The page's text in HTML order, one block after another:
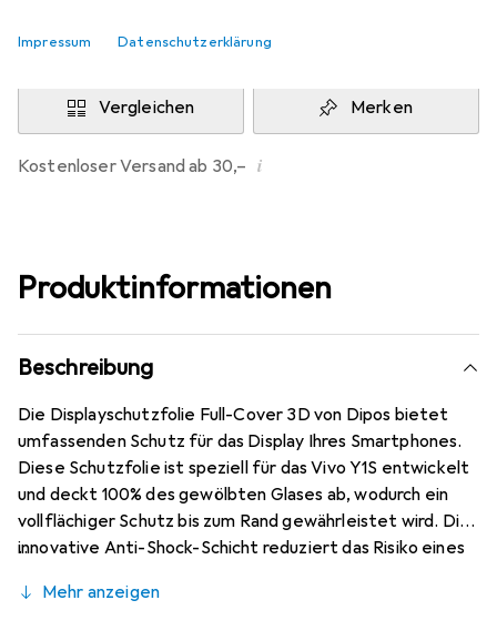
Impressum Datenschutzerklärung
In den Warenkorb
Vergleichen Merken
Kostenloser Versand ab 30,– i
Produktinformationen
Beschreibung
Die Displayschutzfolie Full-Cover 3D von Dipos bietet
umfassenden Schutz für das Display Ihres Smartphones.
Diese Schutzfolie ist speziell für das Vivo Y1S entwickelt
und deckt 100% des gewölbten Glases ab, wodurch ein
vollflächiger Schutz bis zum Rand gewährleistet wird. Die
innovative Anti-Shock-Schicht reduziert das Risiko eines
Gerät auch bei Stössen und Stürzen geschützt bleibt. Die
Mehr anzeigen